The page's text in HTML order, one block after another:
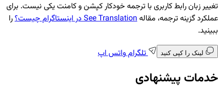
تغییر زبان رابط کاربری با ترجمه خودکار کپشن و کامنت یکی نیست. برای
عملکرد گزینه ترجمه، مقالهSee Translation در اینستاگرام چیست؟
را
ببینید.
تلگرامواتس اپ
خدمات پیشنهادی